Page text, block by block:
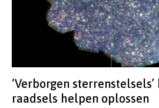
‘Verborgen
raadsels helpen oplossen